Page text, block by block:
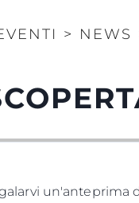
> NEWS
un'anteprima